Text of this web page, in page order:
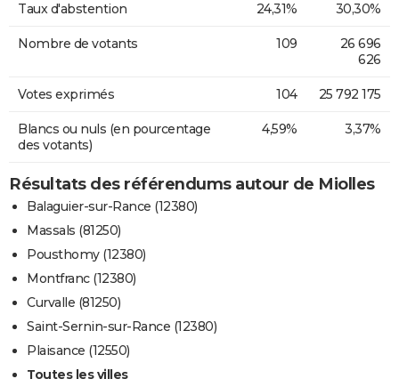
Taux d'abstention 24,31% 30,30%
Nombre de votants 109
26 696
626
Votes exprimés 104 25 792 175
Blancs ou nuls (en pourcentage
des votants)
4,59% 3,37%
Résultats des référendums autour de Miolles
Balaguier-sur-Rance (12380)
Massals (81250)
Pousthomy (12380)
Montfranc (12380)
Curvalle (81250)
Saint-Sernin-sur-Rance (12380)
Plaisance (12550)
Toutes les villes